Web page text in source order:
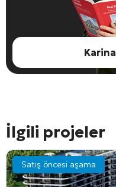
Karina
İlgili projeler
Satış öncesi aşama